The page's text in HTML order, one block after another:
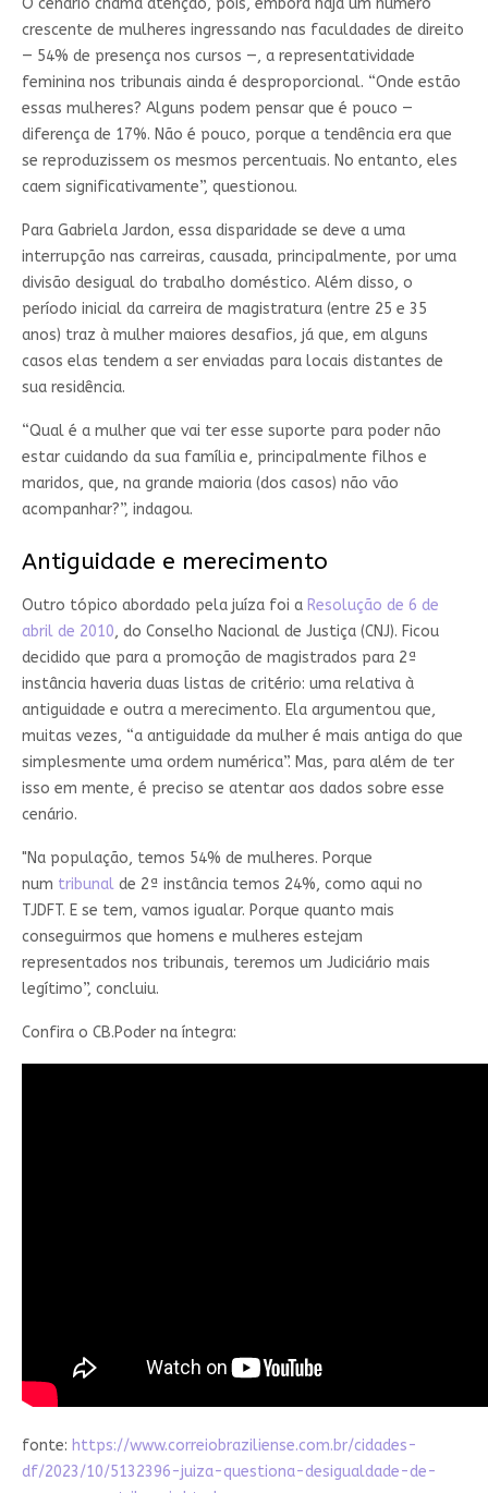
O cenário chama atenção, pois, embora haja um número
crescente de mulheres ingressando nas faculdades de direito
— 54% de presença nos cursos —, a representatividade
feminina nos tribunais ainda é desproporcional. “Onde estão
essas mulheres? Alguns podem pensar que é pouco —
diferença de 17%. Não é pouco, porque a tendência era que
se reproduzissem os mesmos percentuais. No entanto, eles
caem significativamente”, questionou.
Para Gabriela Jardon, essa disparidade se deve a uma
interrupção nas carreiras, causada, principalmente, por uma
divisão desigual do trabalho doméstico. Além disso, o
período inicial da carreira de magistratura (entre 25 e 35
anos) traz à mulher maiores desafios, já que, em alguns
casos elas tendem a ser enviadas para locais distantes de
sua residência.
“Qual é a mulher que vai ter esse suporte para poder não
estar cuidando da sua família e, principalmente filhos e
maridos, que, na grande maioria (dos casos) não vão
acompanhar?”, indagou.
Antiguidade e merecimento
Outro tópico abordado pela juíza foi a Resolução de 6 de
abril de 2010, do Conselho Nacional de Justiça (CNJ). Ficou
decidido que para a promoção de magistrados para 2ª
instância haveria duas listas de critério: uma relativa à
antiguidade e outra a merecimento. Ela argumentou que,
muitas vezes, “a antiguidade da mulher é mais antiga do que
simplesmente uma ordem numérica”. Mas, para além de ter
isso em mente, é preciso se atentar aos dados sobre esse
cenário.
"Na população, temos 54% de mulheres. Porque
num tribunalde 2ª instância temos 24%, como aqui no
TJDFT. E se tem, vamos igualar. Porque quanto mais
conseguirmos que homens e mulheres estejam
representados nos tribunais, teremos um Judiciário mais
legítimo”, concluiu.
Confira o CB.Poder na íntegra:
fonte: https://www.correiobraziliense.com.br/cidades-
df/2023/10/5132396-juiza-questiona-desigualdade-de-